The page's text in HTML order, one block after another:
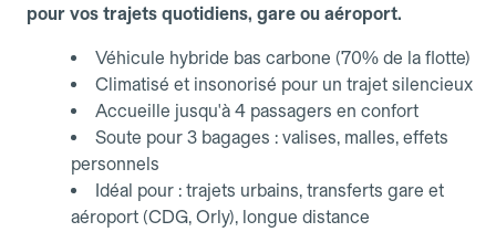
pour vos trajets quotidiens, gare ou aéroport.
Véhicule hybride bas carbone (70% de la flotte)
Climatisé et insonorisé pour un trajet silencieux
Accueille jusqu'à 4 passagers en confort
Soute pour 3 bagages : valises, malles, effets
personnels
Idéal pour : trajets urbains, transferts gare et
aéroport (CDG, Orly), longue distance